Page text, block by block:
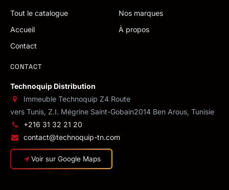
Tout le catalogue
Nos marques
Accueil
À propos
Contact
CONTACT
Technoquip Distribution
Immeuble Technoquip Z4 Route
vers Tunis, Z.I. Mégrine Saint-Gobain2014 Ben Arous, Tunisie
+216 31 32 21 20
contact@technoquip-tn.com
Voir sur Google Maps